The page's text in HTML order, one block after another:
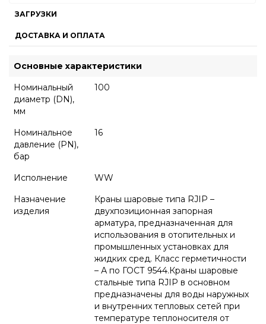
ЗАГРУЗКИ
ДОСТАВКА И ОПЛАТА
Основные характеристики
Номинальный
диаметр (DN),
мм
100
Номинальное
давление (PN),
бар
16
Исполнение
WW
Назначение
изделия
Краны шаровые типа RJIP –
двухпозиционная запорная
арматура, предназначенная для
использования в отопительных и
промышленных установках для
жидких сред. Класс герметичности
– А по ГОСТ 9544.Краны шаровые
стальные типа RJIP в основном
предназначены для воды наружных
и внутренних тепловых сетей при
температуре теплоносителя от